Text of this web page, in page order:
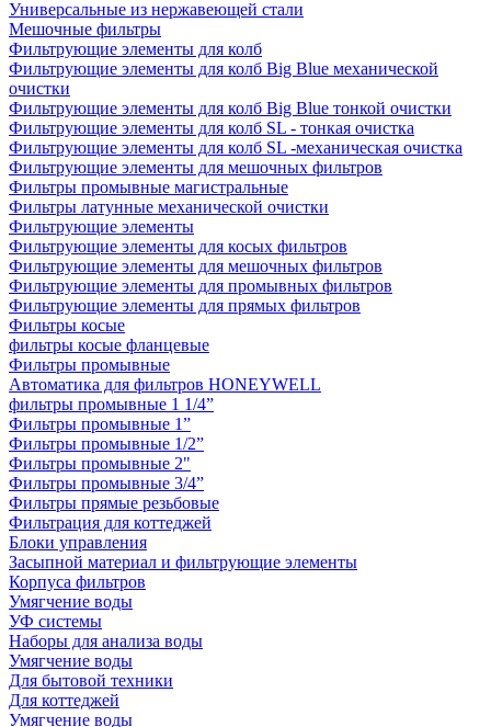
Универсальные из нержавеющей стали
Мешочные фильтры
Фильтрующие элементы для колб
Фильтрующие элементы для колб Big Blue механической
очистки
Фильтрующие элементы для колб Big Blue тонкой очистки
Фильтрующие элементы для колб SL - тонкая очистка
Фильтрующие элементы для колб SL -механическая очистка
Фильтрующие элементы для мешочных фильтров
Фильтры промывные магистральные
Фильтры латунные механической очистки
Фильтрующие элементы
Фильтрующие элементы для косых фильтров
Фильтрующие элементы для мешочных фильтров
Фильтрующие элементы для промывных фильтров
Фильтрующие элементы для прямых фильтров
Фильтры косые
фильтры косые фланцевые
Фильтры промывные
Автоматика для фильтров HONEYWELL
фильтры промывные 1 1/4”
Фильтры промывные 1”
Фильтры промывные 1/2”
Фильтры промывные 2"
Фильтры промывные 3/4”
Фильтры прямые резьбовые
Фильтрация для коттеджей
Блоки управления
Засыпной материал и фильтрующие элементы
Корпуса фильтров
Умягчение воды
УФ системы
Наборы для анализа воды
Умягчение воды
Для бытовой техники
Для коттеджей
Умягчение воды